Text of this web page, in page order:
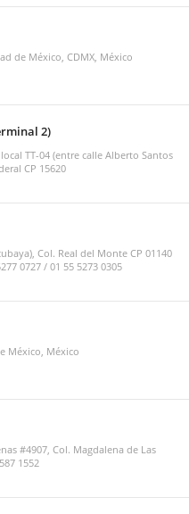
de México, CDMX, México
2)
TT-04 (entre calle Alberto Santos
CP 15620
Col. Real del Monte CP 01140
0727 / 01 55 5273 0305
México, México
#4907, Col. Magdalena de Las
1552